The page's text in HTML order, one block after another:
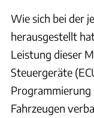
Wie sich bei der
herausgestellt
Leistung dieser
Steuergeräte
Programmierung
Fahrzeugen